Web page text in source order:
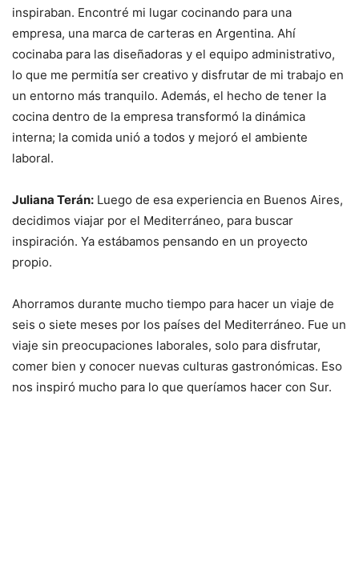
inspiraban. Encontré mi lugar cocinando para una
empresa, una marca de carteras en Argentina. Ahí
cocinaba para las diseñadoras y el equipo administrativo,
lo que me permitía ser creativo y disfrutar de mi trabajo en
un entorno más tranquilo. Además, el hecho de tener la
cocina dentro de la empresa transformó la dinámica
interna; la comida unió a todos y mejoró el ambiente
laboral.
Juliana Terán: Luego de esa experiencia en Buenos Aires,
decidimos viajar por el Mediterráneo, para buscar
inspiración. Ya estábamos pensando en un proyecto
propio.
Ahorramos durante mucho tiempo para hacer un viaje de
seis o siete meses por los países del Mediterráneo. Fue un
viaje sin preocupaciones laborales, solo para disfrutar,
comer bien y conocer nuevas culturas gastronómicas. Eso
nos inspiró mucho para lo que queríamos hacer con Sur.